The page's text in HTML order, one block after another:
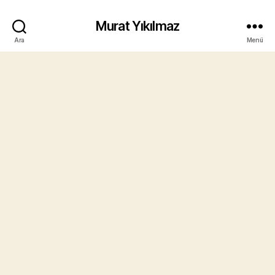
Ara
Murat Yıkılmaz
Menü